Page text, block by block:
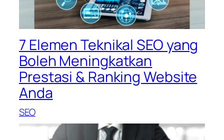
7 Elemen Teknikal SEO yang
Boleh Meningkatkan
Prestasi & Ranking Website
Anda
SEO